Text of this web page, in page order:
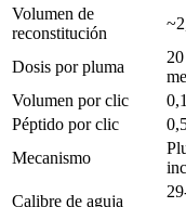
Volumen de
reconstitución
Dosis por pluma
Volumen por clic
Péptido por clic
Mecanismo
Calibre de aguja